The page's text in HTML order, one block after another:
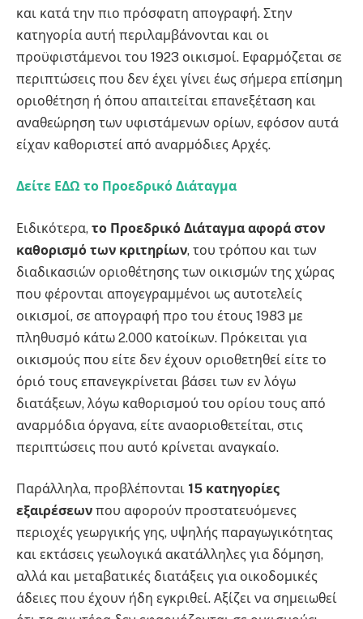
και κατά την πιο πρόσφατη απογραφή. Στην
κατηγορία αυτή περιλαμβάνονται και οι
προϋφιστάμενοι του 1923 οικισμοί. Εφαρμόζεται σε
περιπτώσεις που δεν έχει γίνει έως σήμερα επίσημη
οριοθέτηση ή όπου απαιτείται επανεξέταση και
αναθεώρηση των υφιστάμενων ορίων, εφόσον αυτά
είχαν καθοριστεί από αναρμόδιες Αρχές.
Δείτε ΕΔΩ το Προεδρικό Διάταγμα
Ειδικότερα, το Προεδρικό Διάταγμα αφορά στον
καθορισμό των κριτηρίων, του τρόπου και των
διαδικασιών οριοθέτησης των οικισμών της χώρας
που φέρονται απογεγραμμένοι ως αυτοτελείς
οικισμοί, σε απογραφή προ του έτους 1983 με
πληθυσμό κάτω 2.000 κατοίκων. Πρόκειται για
οικισμούς που είτε δεν έχουν οριοθετηθεί είτε το
όριό τους επανεγκρίνεται βάσει των εν λόγω
διατάξεων, λόγω καθορισμού του ορίου τους από
αναρμόδια όργανα, είτε αναοριοθετείται, στις
περιπτώσεις που αυτό κρίνεται αναγκαίο.
Παράλληλα, προβλέπονται 15 κατηγορίες
εξαιρέσεων που αφορούν προστατευόμενες
περιοχές γεωργικής γης, υψηλής παραγωγικότητας
και εκτάσεις γεωλογικά ακατάλληλες για δόμηση,
αλλά και μεταβατικές διατάξεις για οικοδομικές
άδειες που έχουν ήδη εγκριθεί. Αξίζει να σημειωθεί